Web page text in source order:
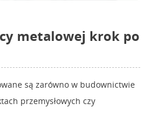
metalowej krok po
są zarówno w budownictwie
przemysłowych czy